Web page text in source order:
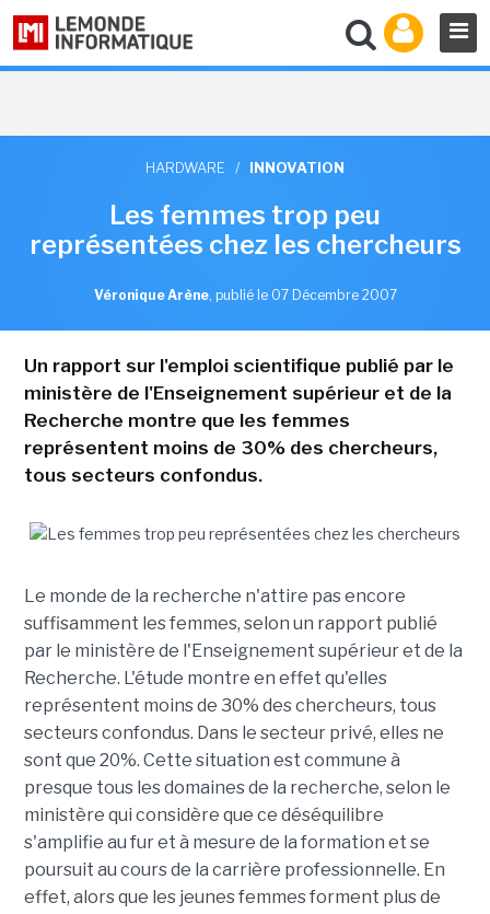
HARDWARE / INNOVATION
Les femmes trop peu
représentées chez les chercheurs
Véronique Arène, publié le 07 Décembre 2007
Un rapport sur l'emploi scientifique publié par le
ministère de l'Enseignement supérieur et de la
Recherche montre que les femmes
représentent moins de 30% des chercheurs,
tous secteurs confondus.
Le monde de la recherche n'attire pas encore
suffisamment les femmes, selon un rapport publié
par le ministère de l'Enseignement supérieur et de la
Recherche. L'étude montre en effet qu'elles
représentent moins de 30% des chercheurs, tous
secteurs confondus. Dans le secteur privé, elles ne
sont que 20%. Cette situation est commune à
presque tous les domaines de la recherche, selon le
ministère qui considère que ce déséquilibre
s'amplifie au fur et à mesure de la formation et se
poursuit au cours de la carrière professionnelle. En
effet, alors que les jeunes femmes forment plus de